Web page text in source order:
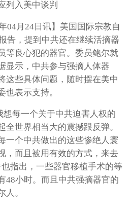
列入美中谈判
04月24日讯】美国国际宗教自
告，提到中共还在继续活摘器
等良心犯的器官。委员鲍尔就
显示，中共参与强摘人体器
这些具体问题，随时摆在美中
也表示支持。
想每一个关于中共迫害人权的
全世界相当大的震撼跟反弹。
一个中共做出的这些惨绝人寰
，而且被用有效的方式，来去
指出，一些器官移植手术的等
48小时。而且中共强摘器官的
人。